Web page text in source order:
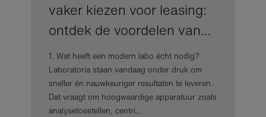
vaker kiezen voor leasing:
ontdek de voordelen van…
1. Wat heeft een modern labo écht nodig?
Laboratoria staan vandaag onder druk om
sneller én nauwkeuriger resultaten te leveren.
Dat vraagt om hoogwaardige apparatuur zoals
analysetoestellen, centri...